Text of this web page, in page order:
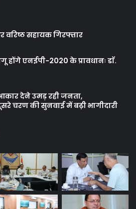
सहायक गिरफ्तार
होंगे एनईपी-2020 के प्रावधानः डाॅ.
देने उमड़ रही जनता,
चरण की सुनवाई में बढ़ी भागीदारी